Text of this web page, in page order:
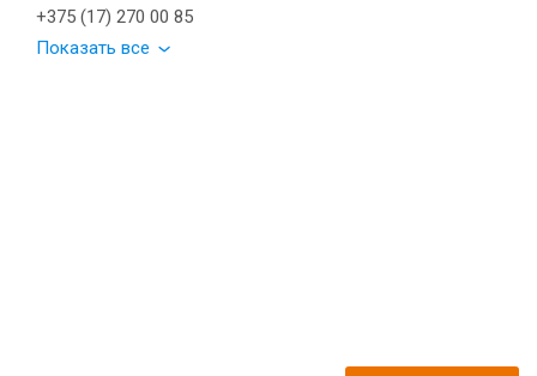
+375 (17) 270 00 85
Показать все